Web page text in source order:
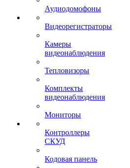
Аудиодомофоны
Видеорегистраторы
Камеры
видеонаблюдения
Тепловизоры
Комплекты
видеонаблюдения
Мониторы
Контроллеры
СКУД
Кодовая панель